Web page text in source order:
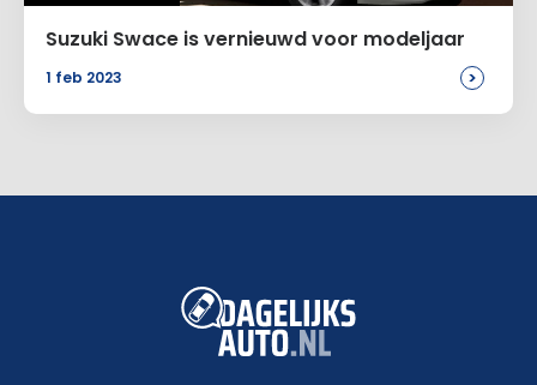
Suzuki Swace is vernieuwd voor modeljaar
1 feb 2023 >